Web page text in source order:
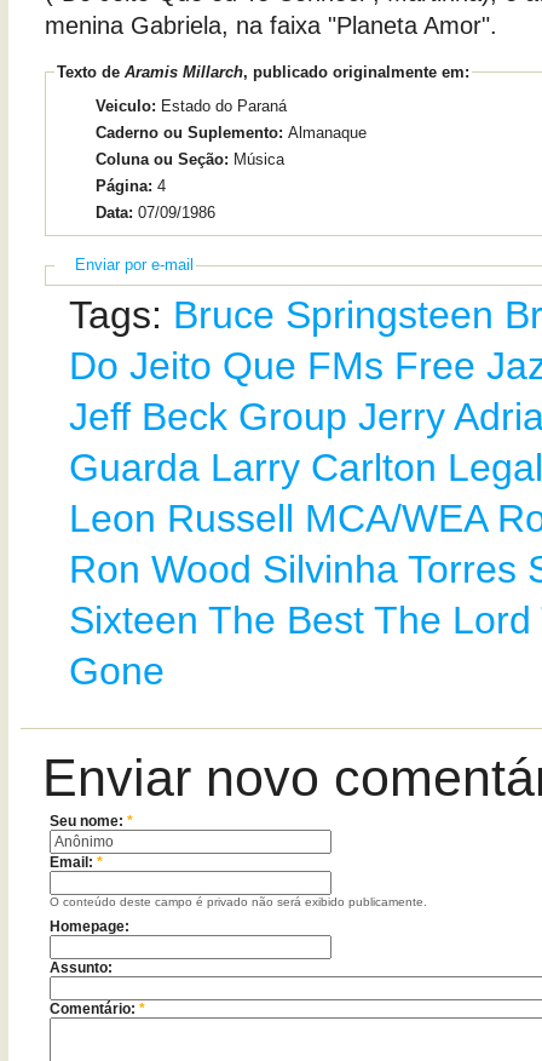
menina Gabriela, na faixa "Planeta Amor".
Texto de Aramis Millarch, publicado originalmente em:
Veiculo: Estado do Paraná
Caderno ou Suplemento: Almanaque
Coluna ou Seção: Música
Página: 4
Data: 07/09/1986
Enviar por e-mail
Tags: Bruce Springsteen
Do Jeito Que FMs Free
Jeff Beck Group Jerry
Guarda Larry Carlton
Leon Russell MCA/WEA
Ron Wood Silvinha Torres
Sixteen The Best The Lord
Gone
Enviar novo
Seu nome:*
Email:*
O conteúdo deste campo é privado não será exibido publicamente.
Homepage:
Assunto:
Comentário:*